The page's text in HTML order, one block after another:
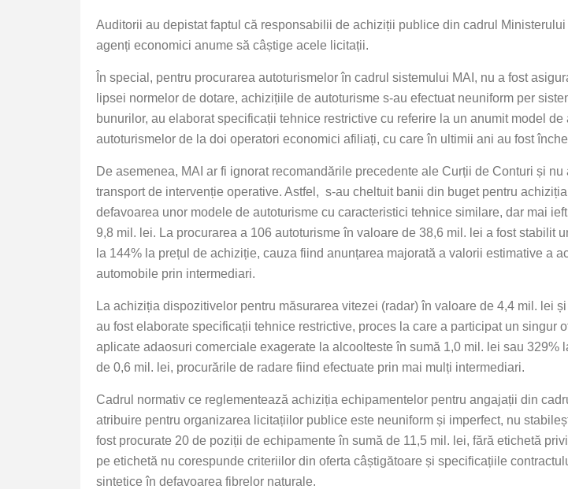
Auditorii au depistat faptul că responsabilii de achiziții publice din cadrul
agenți economici anume să câștige acele licitații.
În special, pentru procurarea autoturismelor în cadrul sistemului MAI, nu a fost
lipsei normelor de dotare, achizițiile de autoturisme s-au efectuat neuniform per
bunurilor, au elaborat specificații tehnice restrictive cu referire la un anumit model
autoturismelor de la doi operatori economici afiliați, cu care în ultimii ani au fost
De asemenea, MAI ar fi ignorat recomandările precedente ale Curții de Conturi și
transport de intervenție operative. Astfel, s-au cheltuit banii din buget pentru
defavoarea unor modele de autoturisme cu caracteristici tehnice similare, dar mai
9,8 mil. lei. La procurarea a 106 autoturisme în valoare de 38,6 mil. lei a fost stabilit
la 144% la prețul de achiziție, cauza fiind anunțarea majorată a valorii estimative a
automobile prin intermediari.
La achiziția dispozitivelor pentru măsurarea vitezei (radar) în valoare de 4,4 mil. lei
au fost elaborate specificații tehnice restrictive, proces la care a participat un singur
aplicate adaosuri comerciale exagerate la alcoolteste în sumă 1,0 mil. lei sau
de 0,6 mil. lei, procurările de radare fiind efectuate prin mai mulți intermediari.
Cadrul normativ ce reglementează achiziția echipamentelor pentru angajații din
atribuire pentru organizarea licitațiilor publice este neuniform și imperfect, nu
fost procurate 20 de poziții de echipamente în sumă de 11,5 mil. lei, fără etichetă
pe etichetă nu corespunde criteriilor din oferta câștigătoare și specificațiile
sintetice în defavoarea fibrelor naturale.